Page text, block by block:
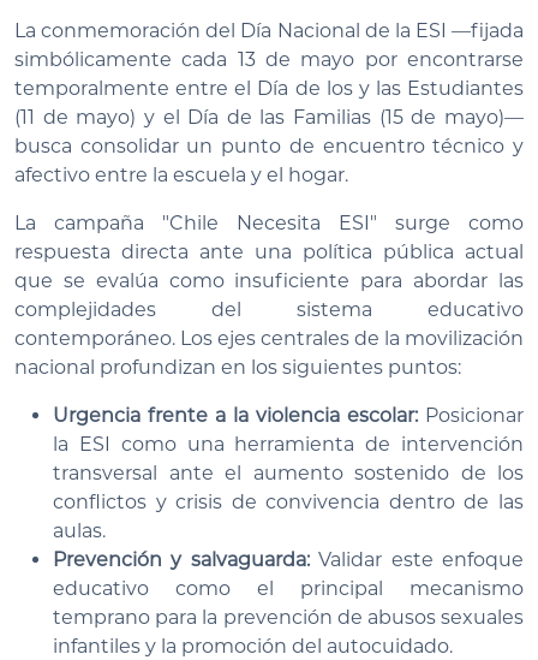
La conmemoración del Día Nacional de la ESI —fijada
simbólicamente cada 13 de mayo por encontrarse
temporalmente entre el Día de los y las Estudiantes
(11 de mayo) y el Día de las Familias (15 de mayo)—
busca consolidar un punto de encuentro técnico y
afectivo entre la escuela y el hogar.
La campaña "Chile Necesita ESI" surge como
respuesta directa ante una política pública actual
que se evalúa como insuficiente para abordar las
complejidades del sistema educativo
contemporáneo. Los ejes centrales de la movilización
nacional profundizan en los siguientes puntos:
Urgencia frente a la violencia escolar: Posicionar
la ESI como una herramienta de intervención
transversal ante el aumento sostenido de los
conflictos y crisis de convivencia dentro de las
aulas.
Prevención y salvaguarda:Validar este enfoque
educativo como el principal mecanismo
temprano para la prevención de abusos sexuales
infantiles y la promoción del autocuidado.